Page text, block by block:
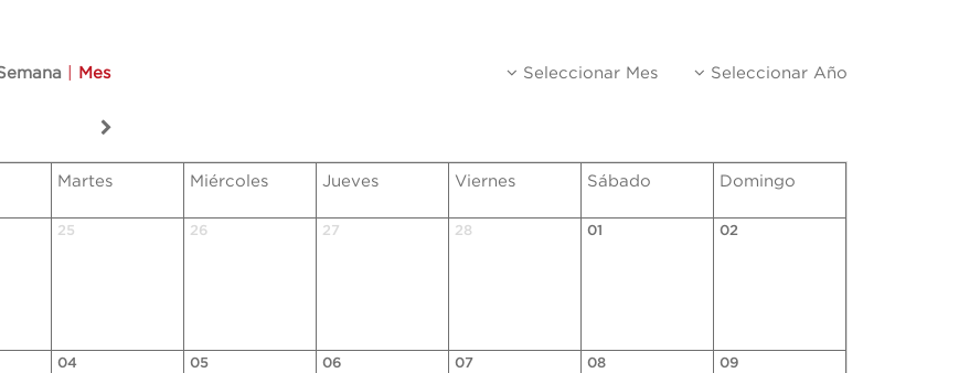
Mes Seleccionar Mes Seleccionar Año
Martes Miércoles Jueves Viernes Sábado Domingo
25 26 27 28 01 02
04 05 06 07 08 09